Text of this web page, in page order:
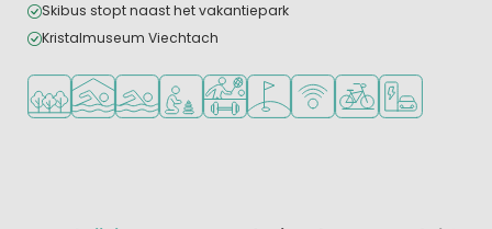
Skibus stopt naast het vakantiepark
Kristalmuseum Viechtach
Ligt in een bosrijke omgeving
Overdekt zwembad
Openlucht zwembad
Aanbevolen voor jonge kinderen
Veel mogelijkheden om te sporten
Golfbaan in de buurt
WiFi beschikbaar
Fietsverhuur
Laadpaal